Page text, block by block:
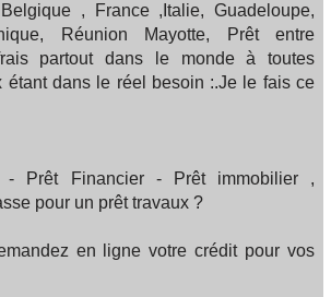
, France ,Italie, Guadeloupe,
Réunion Mayotte, Prêt entre
partout dans le monde à toutes
étant dans le réel besoin :.Je le fais ce
- Prêt Financier - Prêt immobilier ,
pour un prêt travaux ?
en ligne votre crédit pour vos